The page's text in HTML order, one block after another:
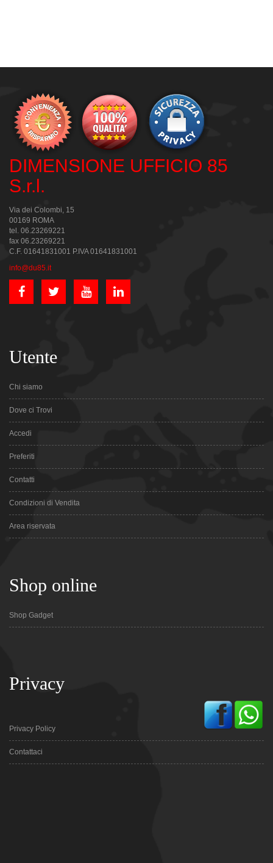
DIMENSIONE UFFICIO 85
S.r.l.
Via dei Colombi, 15
00169 ROMA
tel. 06.23269221
fax 06.23269221
C.F. 01641831001 P.IVA 01641831001
info@du85.it
Utente
Chi siamo
Dove ci Trovi
Accedi
Preferiti
Contatti
Condizioni di Vendita
Area riservata
Shop online
Shop Gadget
Privacy
Privacy Policy
Contattaci